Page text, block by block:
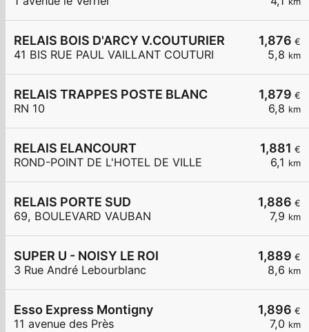
1,876 €
5,8 km
RELAIS BOIS D'ARCY V.COUTURIER
41 BIS RUE PAUL VAILLANT COUTURI
1,879 €
6,8 km
RELAIS TRAPPES POSTE BLANC
RN 10
1,881 €
6,1 km
RELAIS ELANCOURT
ROND-POINT DE L'HOTEL DE VILLE
1,886 €
7,9 km
RELAIS PORTE SUD
69, BOULEVARD VAUBAN
1,889 €
8,6 km
SUPER U - NOISY LE ROI
3 Rue André Lebourblanc
1,896 €
7,0 km
Esso Express Montigny
11 avenue des Près